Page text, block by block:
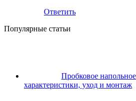
Ответить
Популярные статьи
Пробковое
характеристики, уход и монтаж